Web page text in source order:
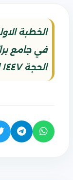
الخطبة
في جامع
الحجة ١٤٤٧ الموافق ٢٧/ ٥/ ٢٠٢٦